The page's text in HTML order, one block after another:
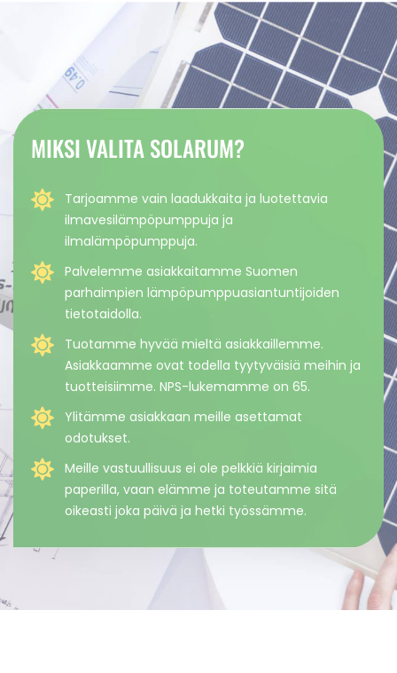
MIKSI VALITA SOLARUM?
Tarjoamme vain laadukkaita ja luotettavia
ilmavesilämpöpumppuja ja
ilmalämpöpumppuja.
Palvelemme asiakkaitamme Suomen
parhaimpien lämpöpumppuasiantuntijoiden
tietotaidolla.
Tuotamme hyvää mieltä asiakkaillemme.
Asiakkaamme ovat todella tyytyväisiä meihin ja
tuotteisiimme. NPS-lukemamme on 65.
Ylitämme asiakkaan meille asettamat
odotukset.
Meille vastuullisuus ei ole pelkkiä kirjaimia
paperilla, vaan elämme ja toteutamme sitä
oikeasti joka päivä ja hetki työssämme.